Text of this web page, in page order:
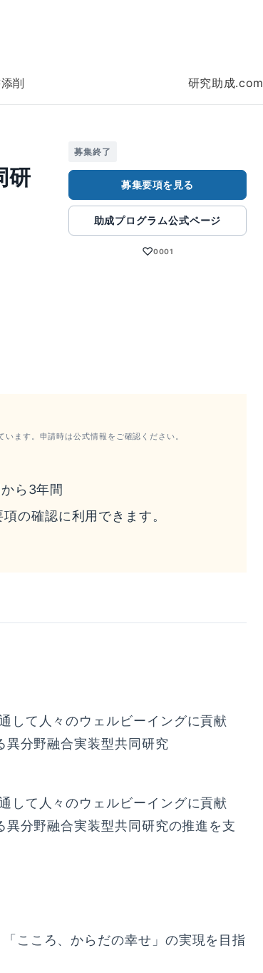
削 研究助成.com
研
募集終了
募集要項を見る
助成プログラム公式ページ
♡0001
ます。申請時は公式情報をご確認ください。
ら3年間
の確認に利用できます。
して人々のウェルビーイングに貢献
異分野融合実装型共同研究
して人々のウェルビーイングに貢献
分野融合実装型共同研究の推進を支
こころ、からだの幸せ」の実現を目指